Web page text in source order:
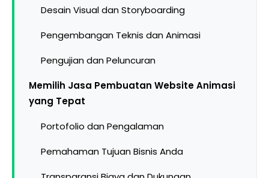
Desain Visual dan Storyboarding
Pengembangan Teknis dan Animasi
Pengujian dan Peluncuran
Memilih Jasa Pembuatan Website Animasi
yang Tepat
Portofolio dan Pengalaman
Pemahaman Tujuan Bisnis Anda